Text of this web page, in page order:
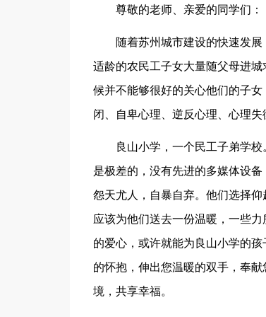
尊敬的老师、亲爱的同学们：
随着苏州城市建设的快速发
适龄的农民工子女大量随父母进
候并不能够很好的关心他们的子
闭、自卑心理、逆反心理、心理失
良山小学，一个民工子弟学
是极差的，没有先进的多媒体设
怨天尤人，自暴自弃。他们选择
应该为他们送去一份温暖，一些
的爱心，或许就能为良山小学的
的怀抱，伸出您温暖的双手，奉
境，共享幸福。